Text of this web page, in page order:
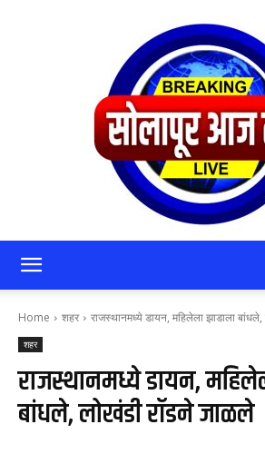
आजतक
Home शहर राजस्थानमध्ये डायन, महिलेला झाडाला
शहर
राजस्थानमध्ये डायन,
बांधले, लोखंडी रॉडने जाळले